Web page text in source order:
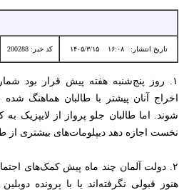
تاریخ انتشار:۱۶:۰۸ ۱۴۰۵/۳/۱۵ کد خبر: 200288
۱. روز پنج‌شنبه هفته پیش قرار بود
اخراج آنان پیشتر با طالبان هماهنگ شده
شوند. اما طالبان جلو پرواز از لایپزیک
نخست اجازه دهد دیپلومات‌های بیشتری از
۲. دولت آلمان چند ماه پیش کمک‌های
هنوز قبولی نگرفته‌اند یا با پرونده